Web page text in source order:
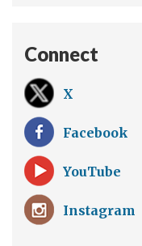
Connect
X
Facebook
YouTube
Instagram